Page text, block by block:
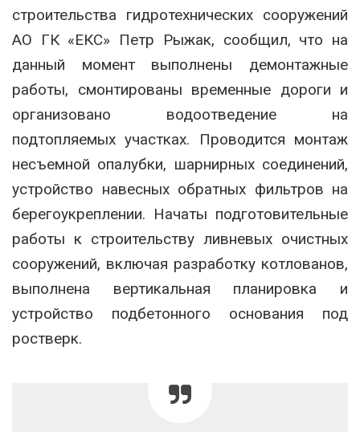
строительства гидротехнических сооружений
АО ГК «ЕКС» Петр Рыжак, сообщил, что на
данный момент выполнены демонтажные
работы, смонтированы временные дороги и
организовано водоотведение на
подтопляемых участках. Проводится монтаж
несъемной опалубки, шарнирных соединений,
устройство навесных обратных фильтров на
берегоукреплении. Начаты подготовительные
работы к строительству ливневых очистных
сооружений, включая разработку котлованов,
выполнена вертикальная планировка и
устройство подбетонного основания под
ростверк.